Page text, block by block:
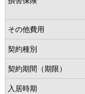
その他費用
契約種別
契約期間（期限）
入居時期